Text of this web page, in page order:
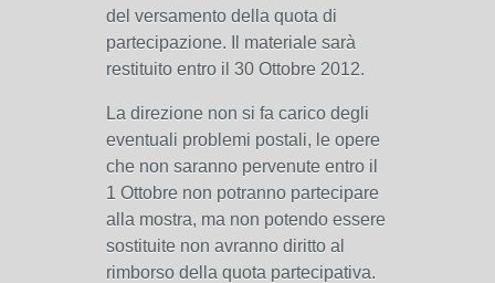
del versamento della quota di
partecipazione. Il materiale sarà
restituito entro il 30 Ottobre 2012.
La direzione non si fa carico degli
eventuali problemi postali, le opere
che non saranno pervenute entro il
1 Ottobre non potranno partecipare
alla mostra, ma non potendo essere
sostituite non avranno diritto al
rimborso della quota partecipativa.